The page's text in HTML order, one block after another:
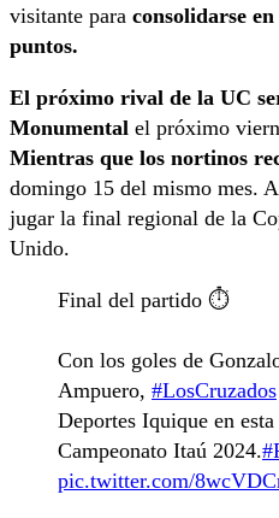
visitante para consolidarse
puntos.
El próximo rival de la UC
Monumental el próximo
Mientras que los nortinos
domingo 15 del mismo mes.
jugar la final regional de la
Unido.
Final del partido ⏱️
Con los goles de
Ampuero, #LosCruzados
Deportes Iquique en
Campeonato Itaú 2024.
pic.twitter.com/